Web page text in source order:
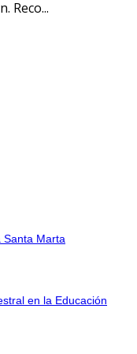
Reco...
Santa Marta
en la Educación